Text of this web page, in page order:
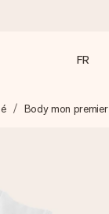
et l’envoyons
FR
Body mon